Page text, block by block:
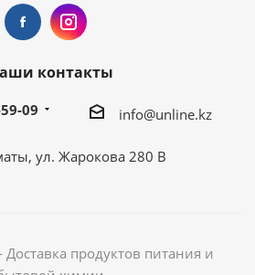
контакты
09 info@unline.kz
ул. Жарокова 280 В
продуктов питания и